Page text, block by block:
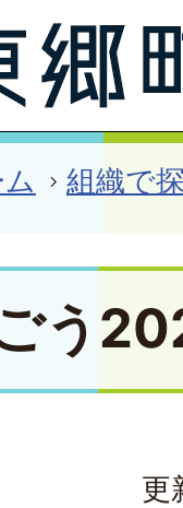
組織で
う
更